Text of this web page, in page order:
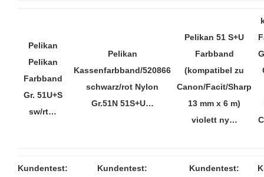
Pelikan
Pelikan
Farbband
Gr. 51U+S
sw/rt…
Pelikan
Kassenfarbband/520866
schwarz/rot Nylon
Gr.51N 51S+U…
Pelikan 51 S+U
Farbband
(kompatibel zu
Canon/Facit/Sharp
13 mm x 6 m)
violett ny…
Kundentest:
Kundentest:
Kundentest: